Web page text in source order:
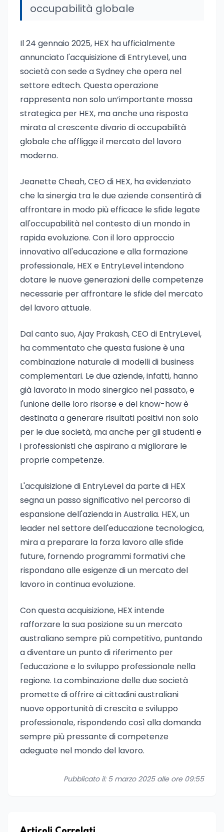
occupabilità globale
Il 24 gennaio 2025, HEX ha ufficialmente
annunciato l'acquisizione di EntryLevel, una
società con sede a Sydney che opera nel
settore edtech. Questa operazione
rappresenta non solo un’importante mossa
strategica per HEX, ma anche una risposta
mirata al crescente divario di occupabilità
globale che affligge il mercato del lavoro
moderno.
Jeanette Cheah, CEO di HEX, ha evidenziato
che la sinergia tra le due aziende consentirà di
affrontare in modo più efficace le sfide legate
all'occupabilità nel contesto di un mondo in
rapida evoluzione. Con il loro approccio
innovativo all'educazione e alla formazione
professionale, HEX e EntryLevel intendono
dotare le nuove generazioni delle competenze
necessarie per affrontare le sfide del mercato
del lavoro attuale.
Dal canto suo, Ajay Prakash, CEO di EntryLevel,
ha commentato che questa fusione è una
combinazione naturale di modelli di business
complementari. Le due aziende, infatti, hanno
già lavorato in modo sinergico nel passato, e
l'unione delle loro risorse e del know-how è
destinata a generare risultati positivi non solo
per le due società, ma anche per gli studenti e
i professionisti che aspirano a migliorare le
proprie competenze.
L'acquisizione di EntryLevel da parte di HEX
segna un passo significativo nel percorso di
espansione dell'azienda in Australia. HEX, un
leader nel settore dell'educazione tecnologica,
mira a preparare la forza lavoro alle sfide
future, fornendo programmi formativi che
rispondano alle esigenze di un mercato del
lavoro in continua evoluzione.
Con questa acquisizione, HEX intende
rafforzare la sua posizione su un mercato
australiano sempre più competitivo, puntando
a diventare un punto di riferimento per
l'educazione e lo sviluppo professionale nella
regione. La combinazione delle due società
promette di offrire ai cittadini australiani
nuove opportunità di crescita e sviluppo
professionale, rispondendo così alla domanda
sempre più pressante di competenze
adeguate nel mondo del lavoro.
Pubblicato il: 5 marzo 2025 alle ore 09:55